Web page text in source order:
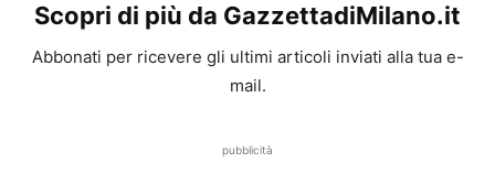
Scopri di più da GazzettadiMilano.it
Abbonati per ricevere gli ultimi articoli inviati alla tua e-
mail.
pubblicità